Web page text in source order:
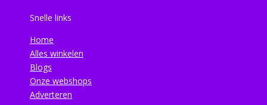
Snelle links
Home
Alles winkelen
Blogs
Onze webshops
Adverteren